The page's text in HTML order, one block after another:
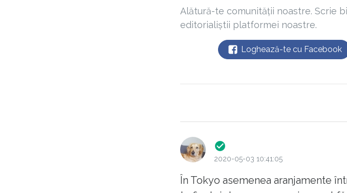
Alătură-te comunității noastre. Scrie
editorialiștii platformei noastre.
Loghează-te cu Facebook
2020-05-03 10:41:05
În Tokyo asemenea aranjamente